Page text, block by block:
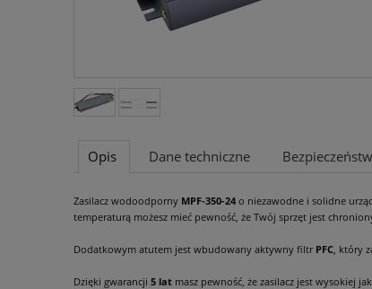
Opis Dane techniczne
Zasilacz wodoodporny MPF-350-24 o niezawodne i solidne
temperaturą możesz mieć pewność, że Twój sprzęt jest
Dodatkowym atutem jest wbudowany aktywny filtr PFC , który
Dzięki gwarancji 5 lat masz pewność, że zasilacz jest wysokiej